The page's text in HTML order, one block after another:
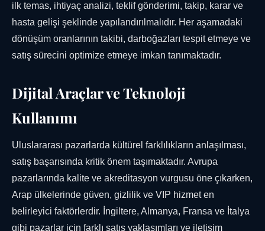
ilk temas, ihtiyaç analizi, teklif gönderimi, takip, karar ve
hasta gelişi şeklinde yapılandırılmalıdır. Her aşamadaki
dönüşüm oranlarının takibi, darboğazları tespit etmeye ve
satış sürecini optimize etmeye imkan tanımaktadır.
Dijital Araçlar ve Teknoloji
Kullanımı
Uluslararası pazarlarda kültürel farklılıkların anlaşılması,
satış başarısında kritik önem taşımaktadır. Avrupa
pazarlarında kalite ve akreditasyon vurgusu öne çıkarken,
Arap ülkelerinde güven, gizlilik ve VIP hizmet en
belirleyici faktörlerdir. İngiltere, Almanya, Fransa ve İtalya
gibi pazarlar için farklı satış yaklaşımları ve iletişim